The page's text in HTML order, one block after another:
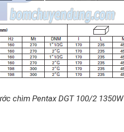
chìm Pentax DGT 100/2 1350W